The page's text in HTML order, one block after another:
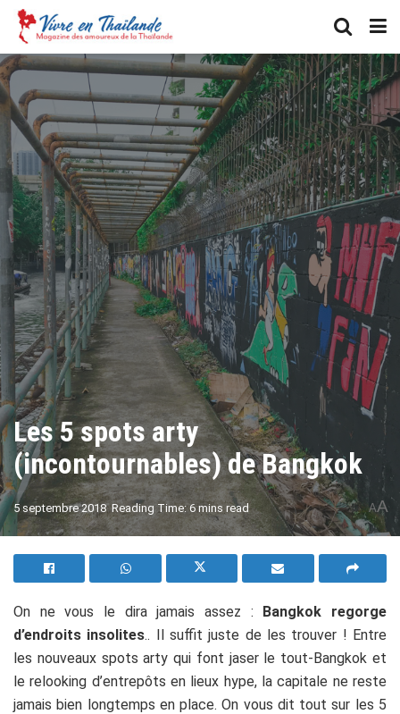
Les 5 spots arty
(incontournables) de Bangkok
5 septembre 2018 Reading Time: 6 mins read AA
On ne vous le dira jamais assez : Bangkok regorge
d’endroits insolites.. Il suffit juste de les trouver ! Entre
les nouveaux spots arty qui font jaser le tout-Bangkok et
le relooking d’entrepôts en lieux hype, la capitale ne reste
jamais bien longtemps en place. On vous dit tout sur les 5